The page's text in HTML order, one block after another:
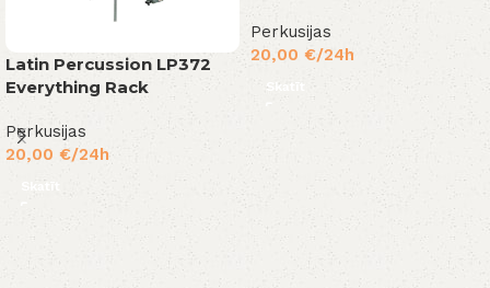
Latin Percussion LP372
Everything Rack
Perkusijas
20,00 €/24h
Skatīt
Perkusijas
20,00 €/24h
Skatīt